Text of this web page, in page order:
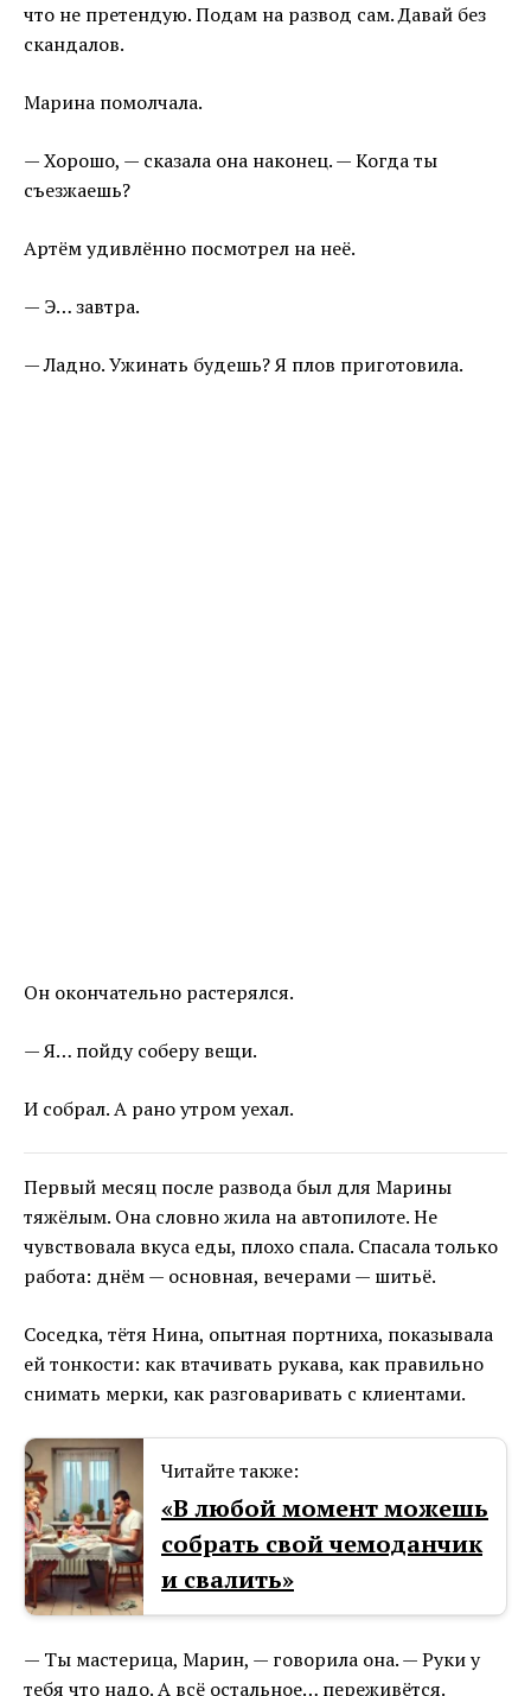
что не претендую. Подам на развод сам. Давай без
скандалов.
Марина помолчала.
— Хорошо, — сказала она наконец. — Когда ты
съезжаешь?
Артём удивлённо посмотрел на неё.
— Э… завтра.
— Ладно. Ужинать будешь? Я плов приготовила.
Он окончательно растерялся.
— Я… пойду соберу вещи.
И собрал. А рано утром уехал.
Первый месяц после развода был для Марины
тяжёлым. Она словно жила на автопилоте. Не
чувствовала вкуса еды, плохо спала. Спасала только
работа: днём — основная, вечерами — шитьё.
Соседка, тётя Нина, опытная портниха, показывала
ей тонкости: как втачивать рукава, как правильно
снимать мерки, как разговаривать с клиентами.
Читайте также:
«В любой момент можешь
собрать свой чемоданчик
и свалить»
— Ты мастерица, Марин, — говорила она. — Руки у
тебя что надо. А всё остальное… переживётся.